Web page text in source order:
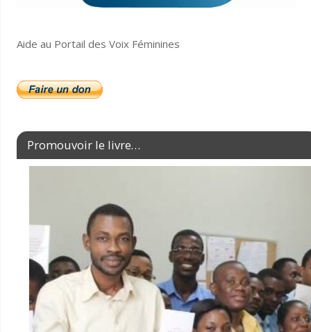
Aide au Portail des Voix Féminines
Promouvoir le livre…